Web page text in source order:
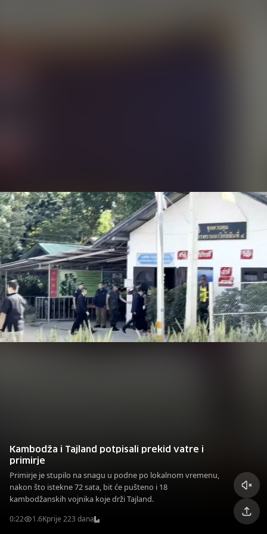
Kambodža i Tajland potpisali prekid vatre i
primirje
Primirje je stupilo na snagu u podne po lokalnom vremenu,
nakon što istekne 72 sata, bit će pušteno i 18
kambodžanskih vojnika koje drži Tajland.
0:22 1.6Kprije 223 dana